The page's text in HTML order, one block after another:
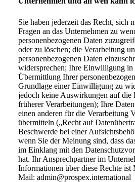
Sie haben jederzeit das Recht, sich
Fragen an das Unternehmen zu
personenbezogenen Daten
oder zu löschen; die Verarbeitung
personenbezogenen Daten
widersprechen; Ihre Einwilligung in
Übermittlung Ihrer
Grundlage einer Einwilligung zu
jedoch keine Auswirkungen auf die
früherer Verarbeitungen); Ihre
einen anderen für die Verarbeitung
übermitteln („Recht auf
Beschwerde bei einer
wenn Sie der Meinung sind, dass
im Einklang mit den
hat. Ihr Ansprechpartner im
Informationen über diese Rechte ist
Mail: admin@prospex.international